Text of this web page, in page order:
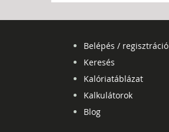
Belépés / regisztráció
Keresés
Kalóriatáblázat
Kalkulátorok
Blog